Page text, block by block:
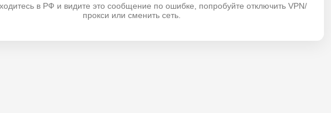
в РФ и видите это сообщение по ошибке, попробуйте отключить VPN/
прокси или сменить сеть.